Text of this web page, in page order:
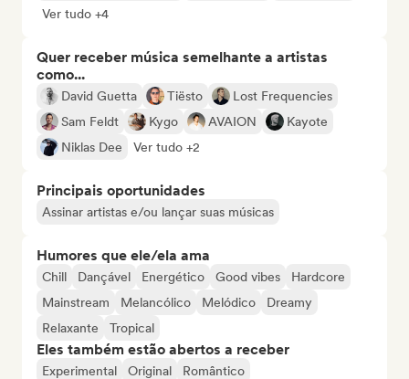
Ver tudo +4
Quer receber música semelhante a artistas
como...
David Guetta Tiësto
Lost Frequencies
Sam Feldt
Kygo AVAION
Kayote
Niklas Dee
Ver tudo +2
Principais oportunidades
Assinar artistas e/ou lançar suas músicas
Humores que ele/ela ama
Chill Dançável Energético Good vibes
Hardcore
Mainstream
Melancólico Melódico
Dreamy
Relaxante
Tropical
Eles também estão abertos a receber
Experimental Original Romântico